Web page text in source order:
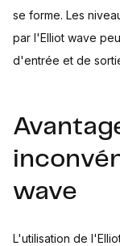
se forme. Les
par l'Elliot wave
d'entrée et de
wave
L'utilisation de